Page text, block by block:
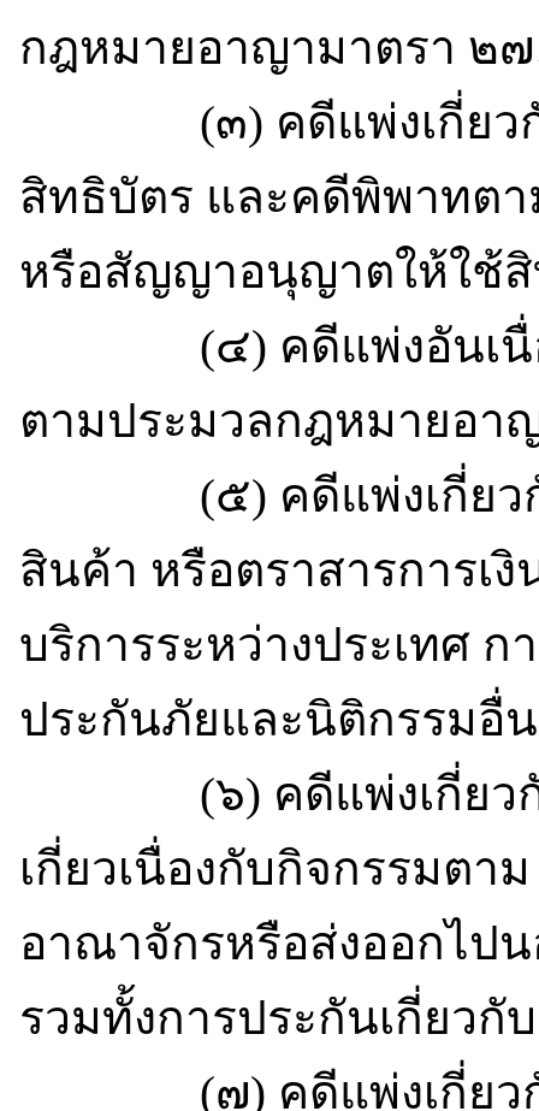
กฎหมายอาญามาตรา ๒
(๓) คดีแพ่งเกี่ยวกับ
สิทธิบัตร และคดีพิพาทต
หรือสัญญาอนุญาตให้ใช้
(๔) คดีแพ่งอันเนื่อง
ตามประมวลกฎหมายอา
(๕) คดีแพ่งเกี่ยวกับ
สินค้า หรือตราสารการเ
บริการระหว่างประเทศ ก
ประกันภัยและนิติกรรมอื่น
(๖) คดีแพ่งเกี่ยวกับเ
เกี่ยวเนื่องกับกิจกรรมตา
อาณาจักรหรือส่งออกไป
รวมทั้งการประกันเกี่ยวกั
(๗) คดีแพ่งเกี่ยวกับ